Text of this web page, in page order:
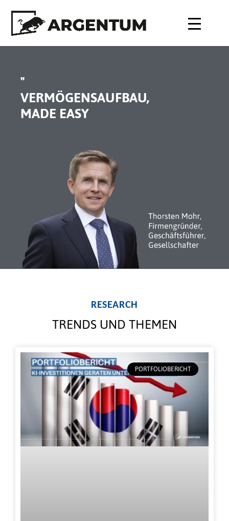
"
VERMÖGENSAUFBAU,
MADE EASY
RESEARCH
TRENDS UND THEMEN
PORTFOLIOBERICHT